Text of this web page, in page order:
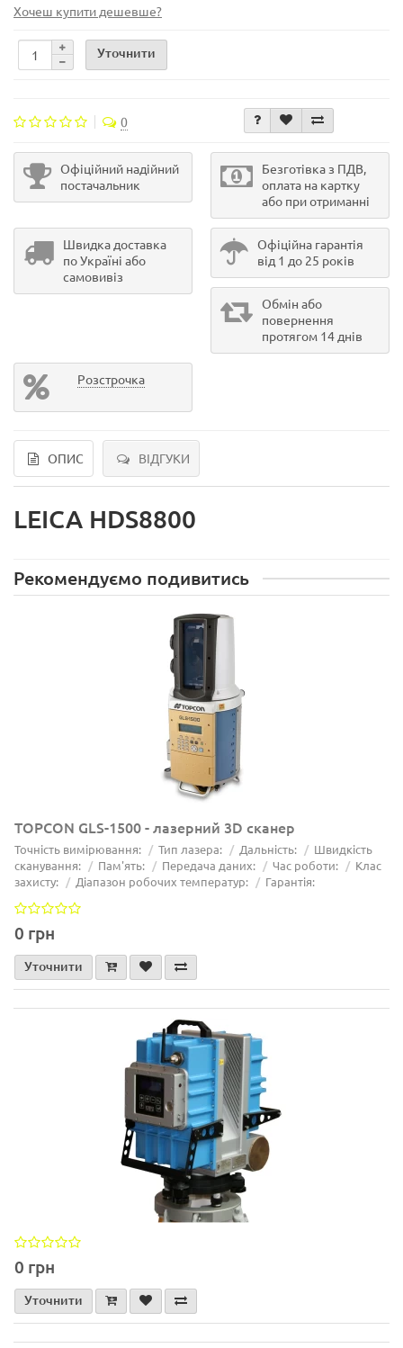
Хочеш купити дешевше?
Уточнити
0
Офіційний надійний
постачальник
Безготівка з ПДВ,
оплата на картку
або при отриманні
Швидка доставка
по Україні або
самовивіз
Офіційна гарантія
від 1 до 25 років
Обмін або
повернення
протягом 14 днів
Розстрочка
ОПИС ВІДГУКИ
LEICA HDS8800
Рекомендуємо подивитись
TOPCON GLS-1500 - лазерний 3D сканер
Точність вимірювання: Тип лазера: Дальність:
Швидкість
сканування:
Пам'ять: Передача даних: Час роботи:
Клас
захисту:
Діапазон робочих температур: Гарантія:
0 грн
Уточнити
0 грн
Уточнити